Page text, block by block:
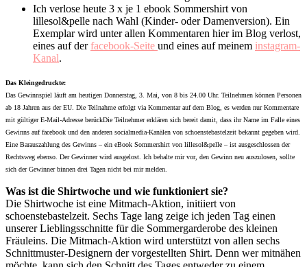
Ich verlose heute 3 x je 1 ebook Sommershirt von
lillesol&pelle nach Wahl (Kinder- oder Damenversion). Ein
Exemplar wird unter allen Kommentaren hier im Blog verlost,
eines auf derfacebook-Seite und eines auf meinem instagram-
Kanal.
Das Kleingedruckte:
Das Gewinnspiel läuft am heutigen Donnerstag, 3. Mai, von 8 bis 24.00 Uhr. Teilnehmen können Personen
ab 18 Jahren aus der EU. Die Teilnahme erfolgt via Kommentar auf dem Blog, es werden nur Kommentare
mit gültiger E-Mail-Adresse berückDie Teilnehmer erklären sich bereit damit, dass ihr Name im Falle eines
Gewinns auf facebook und den anderen socialmedia-Kanälen von schoenstebastelzeit bekannt gegeben wird.
Eine Barauszahlung des Gewinns – ein eBook Sommershirt von lillesol&pelle – ist ausgeschlossen der
Rechtsweg ebenso. Der Gewinner wird ausgelost. Ich behalte mir vor, den Gewinn neu auszulosen, sollte
sich der Gewinner binnen drei Tagen nicht bei mir melden.
Was ist die Shirtwoche und wie funktioniert sie?
Die Shirtwoche ist eine Mitmach-Aktion, initiiert von
schoenstebastelzeit. Sechs Tage lang zeige ich jeden Tag einen
unserer Lieblingsschnitte für die Sommergarderobe des kleinen
Fräuleins. Die Mitmach-Aktion wird unterstützt von allen sechs
Schnittmuster-Designern der vorgestellten Shirt. Denn wer mitnähen